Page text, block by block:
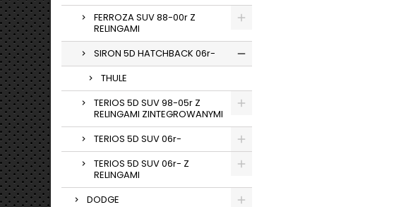
FERROZA SUV 88-00r Z
RELINGAMI
SIRON 5D HATCHBACK 06r-
THULE
TERIOS 5D SUV 98-05r Z
RELINGAMI ZINTEGROWANYMI
TERIOS 5D SUV 06r-
TERIOS 5D SUV 06r- Z
RELINGAMI
DODGE